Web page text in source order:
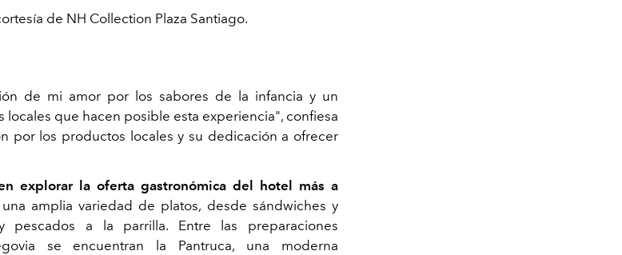
de NH Collection Plaza Santiago.
de mi amor por los sabores de la infancia y un
locales que hacen posible esta experiencia", confiesa
por los productos locales y su dedicación a ofrecer
explorar la oferta gastronómica del hotel más a
amplia variedad de platos, desde sándwiches y
pescados a la parrilla. Entre las preparaciones
se encuentran la Pantruca, una moderna